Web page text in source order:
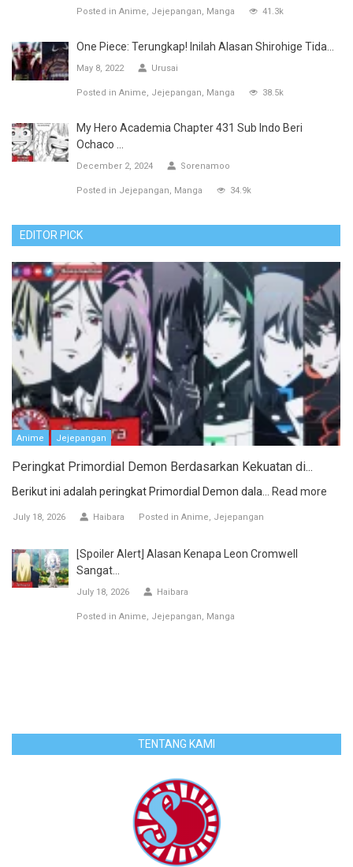
Posted in Anime Jejepangan Manga 41.3k
One Piece: Terungkap! Inilah Alasan Shirohige Tida...
May 8, 2022 Urusai
Posted in Anime Jejepangan Manga 38.5k
My Hero Academia Chapter 431 Sub Indo Beri
Ochaco ...
December 2, 2024 Sorenamoo
Posted in Jejepangan Manga 34.9k
EDITOR PICK
Anime Jejepangan
Peringkat Primordial Demon Berdasarkan Kekuatan di...
Berikut ini adalah peringkat Primordial Demon dala... Read more
July 18, 2026 Haibara Posted in Anime Jejepangan
[Spoiler Alert] Alasan Kenapa Leon Cromwell
Sangat...
July 18, 2026 Haibara
Posted in Anime Jejepangan Manga
TENTANG KAMI